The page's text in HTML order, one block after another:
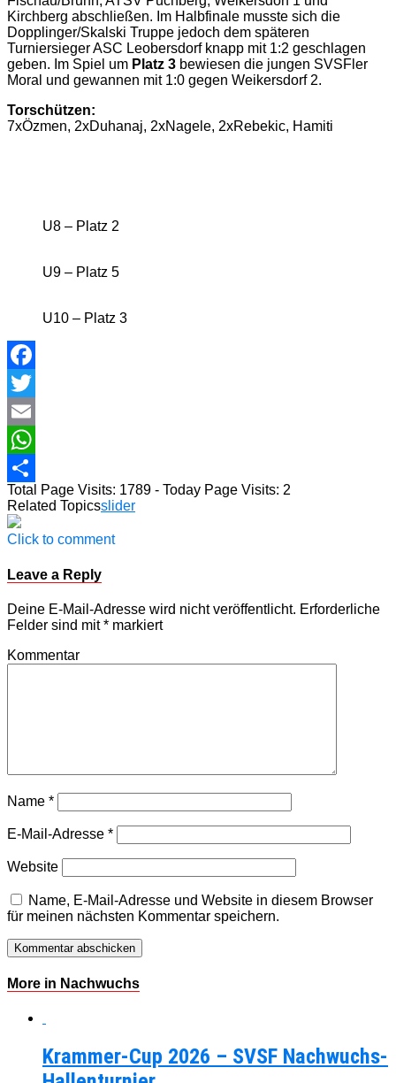
Kirchberg abschließen. Im Halbfinale musste sich die
Dopplinger/Skalski Truppe jedoch dem späteren
Turniersieger ASC Leobersdorf knapp mit 1:2 geschlagen
geben. Im Spiel um Platz 3 bewiesen die jungen SVSFler
Moral und gewannen mit 1:0 gegen Weikersdorf 2.
Torschützen:
7xÖzmen, 2xDuhanaj, 2xNagele, 2xRebekic, Hamiti
U8 – Platz 2
U9 – Platz 5
U10 – Platz 3
Facebook
Twitter
Email
WhatsApp
Teilen
Total Page Visits: 1789 - Today Page Visits: 2
Related Topicsslider
Click to comment
Leave a Reply
Deine E-Mail-Adresse wird nicht veröffentlicht. Erforderliche
Felder sind mit* markiert
Kommentar
Name *
E-Mail-Adresse *
Website
Name, E-Mail-Adresse und Website in diesem Browser
für meinen nächsten Kommentar speichern.
More in Nachwuchs
Krammer-Cup 2026 – SVSF Nachwuchs-